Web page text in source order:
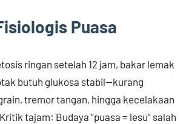
Puasa
ringan setelah 12 jam, bakar lemak
butuh glukosa stabil—kurang
tremor tangan, hingga kecelakaan
tajam: Budaya “puasa = lesu” salah